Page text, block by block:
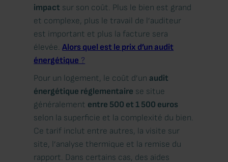
impact sur son coût. Plus le bien est grand
et complexe, plus le travail de l’auditeur
est important et plus la facture sera
élevée.Alors quel est le prix d’un audit
énergétique ?
Pour un logement, le coût d’un audit
énergétique réglementaire se situe
généralement entre 500 et 1 500 euros
selon la superficie et la complexité du bien.
Ce tarif inclut entre autres, la visite sur
site, l’analyse thermique et la remise du
rapport. Dans certains cas, des aides